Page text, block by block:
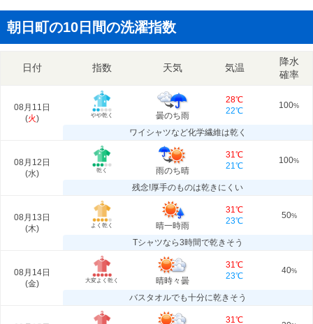
朝日町の10日間の洗濯指数
日付 指数 天気 気温
降水
確率
08月11日
(火) やや乾く 曇のち雨
28℃
22℃
100%
ワイシャツなど化学繊維は乾く
08月12日
(水) 乾く 雨のち晴
31℃
21℃
100%
残念!厚手のものは乾きにくい
08月13日
(木) よく乾く 晴一時雨
31℃
23℃
50%
Tシャツなら3時間で乾きそう
08月14日
(金) 大変よく乾く 晴時々曇
31℃
23℃
40%
バスタオルでも十分に乾きそう
31℃